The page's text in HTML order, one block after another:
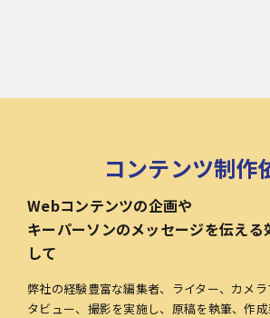
コンテンツ制作
Webコンテンツの企画や
キーパーソンのメッセージを伝える
して
弊社の経験豊富な編集者、ライター、カメ
タビュー、撮影を実施し、原稿を執筆、作成